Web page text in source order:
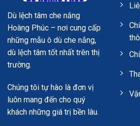
Dù lệch tâm che nắng
Hoàng Phúc – nơi cung cấp
những mẫu ô dù che nắng,
dù lệch tâm tốt nhất trên thị
trường.
Chúng tôi tự hào là đơn vị
luôn mang đến cho quý
khách những giá trị bền lâu.